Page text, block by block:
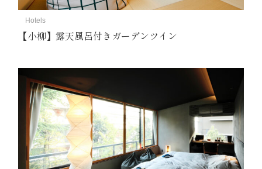
Hotels
【小柳】露天風呂付きガーデンツイン